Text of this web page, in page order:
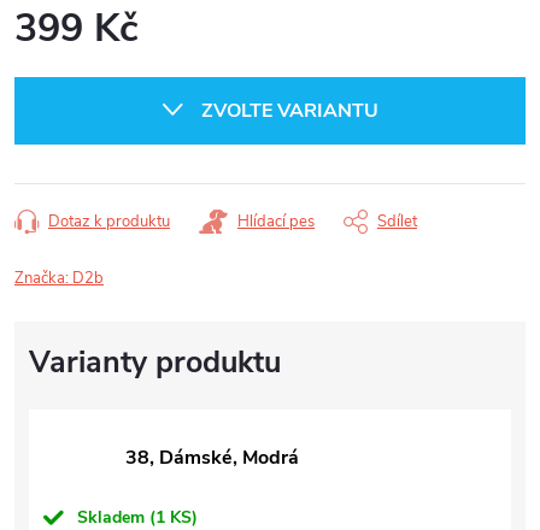
399 Kč
ZVOLTE VARIANTU
Dotaz k produktu Hlídací pes Sdílet
Značka: D2b
38, Dámské, Modrá
Skladem (1 KS)